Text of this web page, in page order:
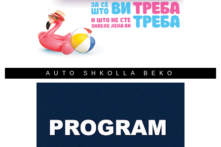
AUTO SHKOLLA BEKO